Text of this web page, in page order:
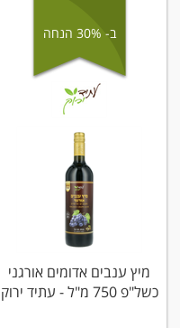
ב- 30% הנחה
מיץ ענבים אדומים אורגני
כשל"פ 750 מ"ל - עתיד ירוק